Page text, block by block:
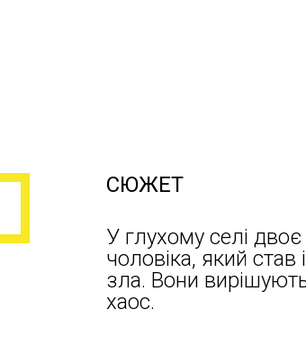
СЮЖЕТ
У глухому селі
чоловіка, який
зла. Вони
хаос.